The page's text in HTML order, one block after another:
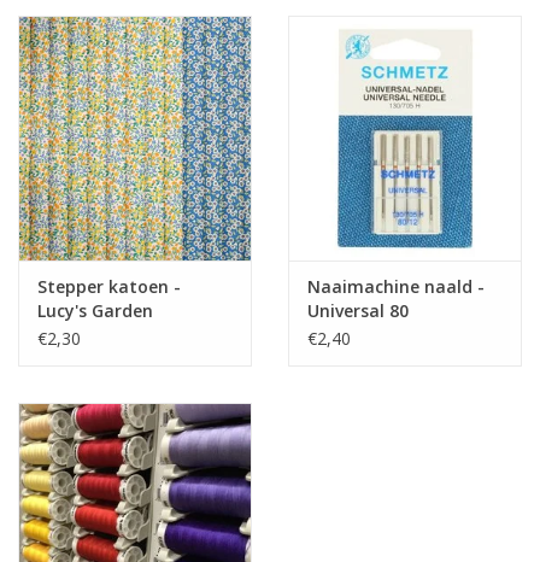
Stepper katoen -
Lucy's Garden
€2,30
Naaimachine naald -
Universal 80
€2,40